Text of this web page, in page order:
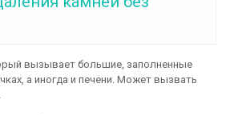
вызывает большие, заполненные
а иногда и печени. Может вызвать